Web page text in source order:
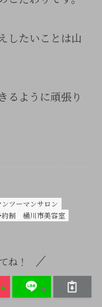
したいことは山
るように頑張り
ンツーマンサロン
制
桶川市美容室
ね！